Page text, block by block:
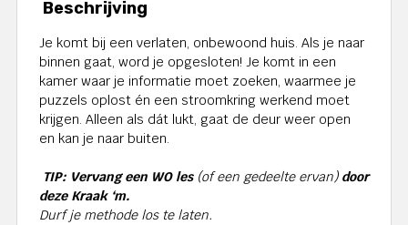
Beschrijving
Je komt bij een verlaten, onbewoond huis. Als je naar
binnen gaat, word je opgesloten! Je komt in een
kamer waar je informatie moet zoeken, waarmee je
puzzels oplost én een stroomkring werkend moet
krijgen. Alleen als dát lukt, gaat de deur weer open
en kan je naar buiten.
TIP: Vervang een WO les (of een gedeelte ervan)door
deze Kraak ‘m.
Durf je methode los te laten.